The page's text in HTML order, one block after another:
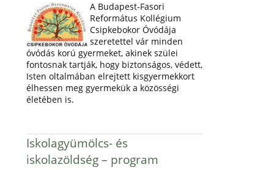
A Budapest-Fasori
Református Kollégium
Csipkebokor Óvódája
szeretettel vár minden
óvódás korú gyermeket, akinek szülei
fontosnak tartják, hogy biztonságos, védett,
Isten oltalmában elrejtett kisgyermekkort
élhessen meg gyermekük a közösségi
életében is.
Iskolagyümölcs- és
iskolazöldség – program